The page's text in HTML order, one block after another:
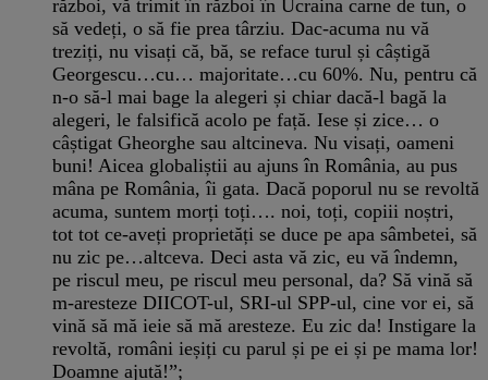
război, vă trimit în război în Ucraina carne de tun, o
să vedeți, o să fie prea târziu. Dac-acuma nu vă
treziți, nu visați că, bă, se reface turul și câștigă
Georgescu…cu… majoritate…cu 60%. Nu, pentru că
n-o să-l mai bage la alegeri și chiar dacă-l bagă la
alegeri, le falsifică acolo pe față. Iese și zice… o
câștigat Gheorghe sau altcineva. Nu visați, oameni
buni! Aicea globaliștii au ajuns în România, au pus
mâna pe România, îi gata. Dacă poporul nu se revoltă
acuma, suntem morți toți…. noi, toți, copiii noștri,
tot tot ce-aveți proprietăți se duce pe apa sâmbetei, să
nu zic pe…altceva. Deci asta vă zic, eu vă îndemn,
pe riscul meu, pe riscul meu personal, da? Să vină să
m-aresteze DIICOT-ul, SRI-ul SPP-ul, cine vor ei, să
vină să mă ieie să mă aresteze. Eu zic da! Instigare la
revoltă, români ieșiți cu parul și pe ei și pe mama lor!
Doamne ajută!”;